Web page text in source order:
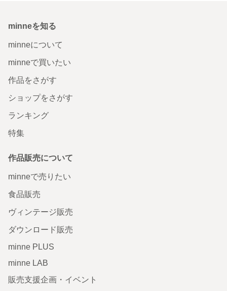
minneを知る
minneについて
minneで買いたい
作品をさがす
ショップをさがす
ランキング
特集
作品販売について
minneで売りたい
食品販売
ヴィンテージ販売
ダウンロード販売
minne PLUS
minne LAB
販売支援企画・イベント